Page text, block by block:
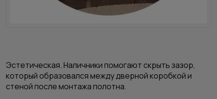
Эстетическая.Наличники помогают скрыть зазор,
который образовался между дверной коробкой и
стеной после монтажа полотна.